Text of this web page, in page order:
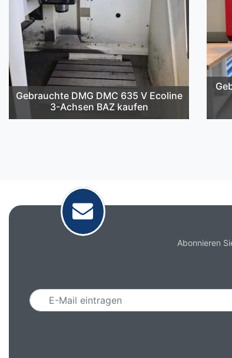
Gebrauchte DMG DMC 635 V Ecoline
3-Achsen BAZ kaufen
Abonnieren